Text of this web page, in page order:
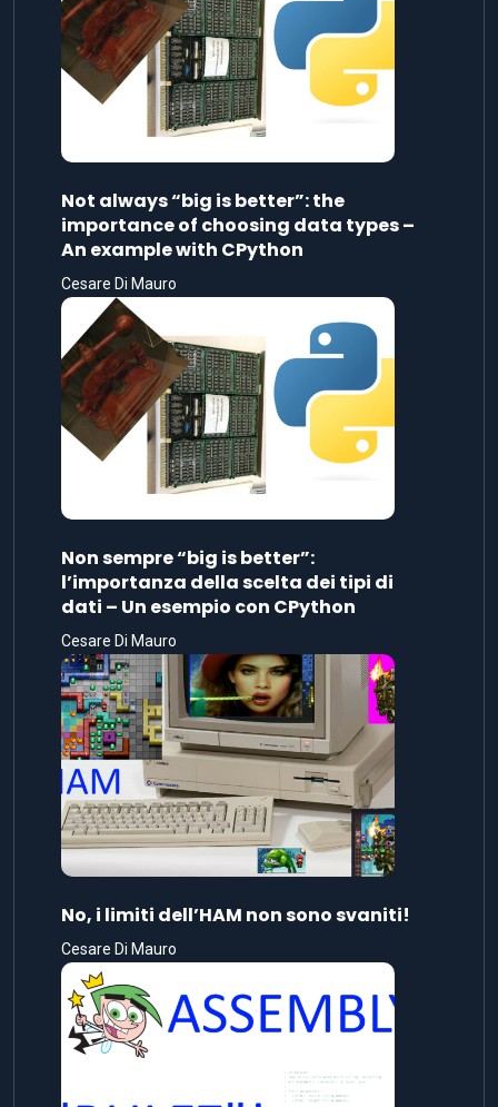
Not always “big is better”: the
importance of choosing data types –
An example with CPython
Cesare Di Mauro
Non sempre “big is better”:
l’importanza della scelta dei tipi di
dati – Un esempio con CPython
Cesare Di Mauro
No, i limiti dell’HAM non sono svaniti!
Cesare Di Mauro